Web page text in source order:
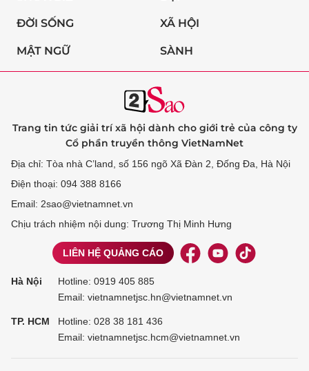
ĐỜI SỐNG XÃ HỘI
MẬT NGỮ SÀNH
Trang tin tức giải trí xã hội dành cho giới trẻ của công ty
Cổ phần truyền thông VietNamNet
Địa chỉ: Tòa nhà C’land, số 156 ngõ Xã Đàn 2, Đống Đa, Hà Nội
Điện thoại: 094 388 8166
Email: 2sao@vietnamnet.vn
Chịu trách nhiệm nội dung: Trương Thị Minh Hưng
LIÊN HỆ QUẢNG CÁO
Hà Nội Hotline: 0919 405 885
Email: vietnamnetjsc.hn@vietnamnet.vn
TP. HCM Hotline: 028 38 181 436
Email: vietnamnetjsc.hcm@vietnamnet.vn